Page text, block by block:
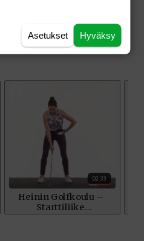
Hyväksy
Asetukset